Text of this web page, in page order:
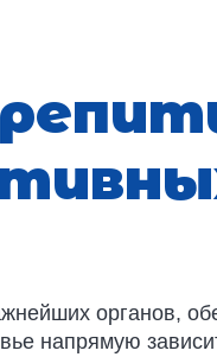
органов,
напрямую